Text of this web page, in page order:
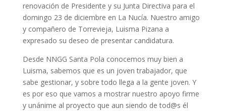
renovación de Presidente y su Junta Directiva para el
domingo 23 de diciembre en La Nucía. Nuestro amigo
y compañero de Torrevieja, Luisma Pizana a
expresado su deseo de presentar candidatura.
Desde NNGG Santa Pola conocemos muy bien a
Luisma, sabemos que es un joven trabajador, que
sabe gestionar, y sobre todo llega a la gente joven. Y
es por eso que vamos a mostrar nuestro apoyo firme
y unánime al proyecto que aun siendo de tod@s él